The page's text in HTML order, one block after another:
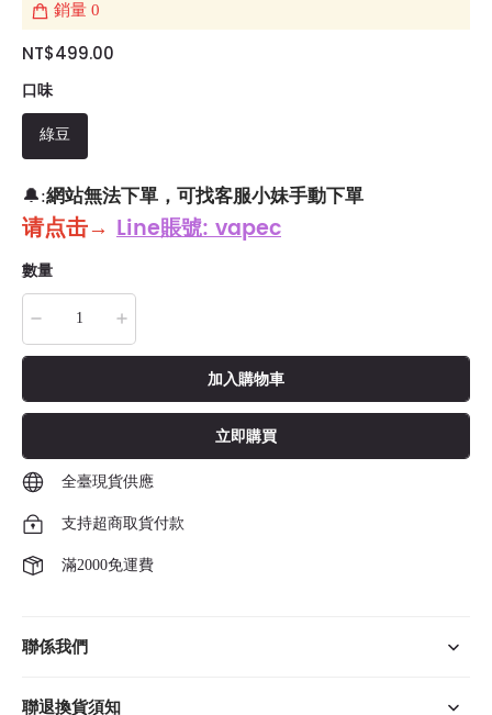
銷量 0
NT$499.00
口味
綠豆
🔔:網站無法下單，可找客服小妹手動下單
请点击→ Line賬號: vapec
數量
加入購物車
立即購買
全臺現貨供應
支持超商取貨付款
滿2000免運費
聯係我們
聯退換貨須知